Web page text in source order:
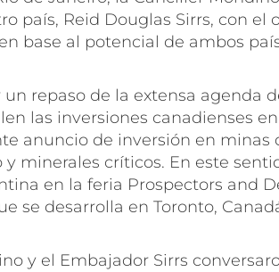
país, Reid Douglas Sirrs, con el
base al potencial de ambos
repaso de la extensa agenda
las inversiones canadienses
anuncio de inversión en minas
minerales críticos. En este
en la feria Prospectors and
se desarrolla en Toronto,
y el Embajador Sirrs